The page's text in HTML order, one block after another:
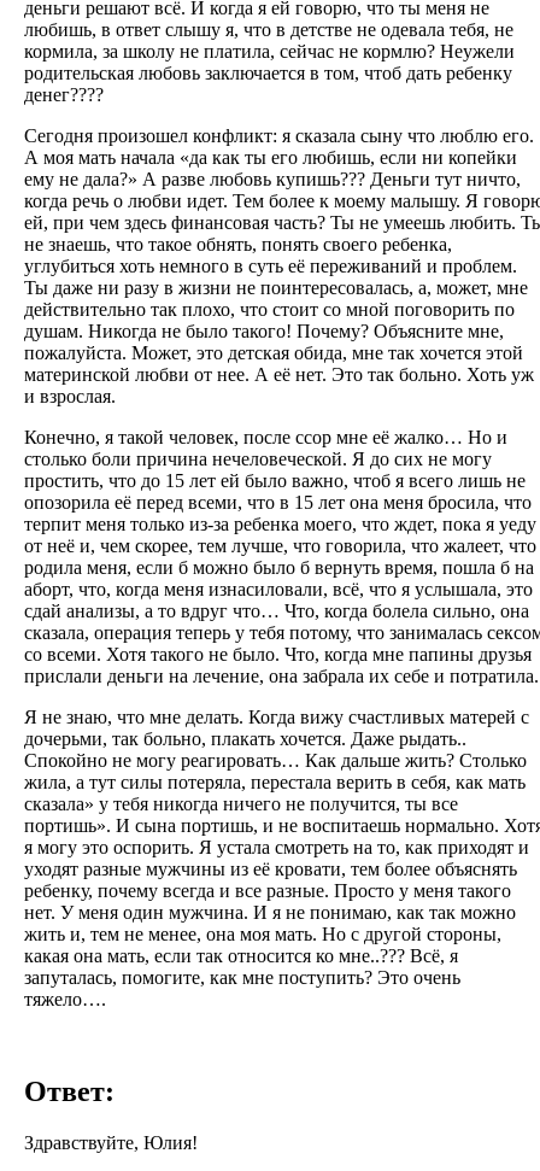
деньги решают всё. И когда я ей говорю, что ты меня не
любишь, в ответ слышу я, что в детстве не одевала тебя, не
кормила, за школу не платила, сейчас не кормлю? Неужели
родительская любовь заключается в том, чтоб дать ребенку
денег????
Сегодня произошел конфликт: я сказала сыну что люблю его.
А моя мать начала «да как ты его любишь, если ни копейки
ему не дала?» А разве любовь купишь??? Деньги тут ничто,
когда речь о любви идет. Тем более к моему малышу. Я
ей, при чем здесь финансовая часть? Ты не умеешь любить.
не знаешь, что такое обнять, понять своего ребенка,
углубиться хоть немного в суть её переживаний и проблем.
Ты даже ни разу в жизни не поинтересовалась, а, может, мне
действительно так плохо, что стоит со мной поговорить по
душам. Никогда не было такого! Почему? Объясните мне,
пожалуйста. Может, это детская обида, мне так хочется этой
материнской любви от нее. А её нет. Это так больно. Хоть уж
и взрослая.
Конечно, я такой человек, после ссор мне её жалко… Но и
столько боли причина нечеловеческой. Я до сих не могу
простить, что до 15 лет ей было важно, чтоб я всего лишь не
опозорила её перед всеми, что в 15 лет она меня бросила, что
терпит меня только из-за ребенка моего, что ждет, пока я уеду
от неё и, чем скорее, тем лучше, что говорила, что жалеет, что
родила меня, если б можно было б вернуть время, пошла б на
аборт, что, когда меня изнасиловали, всё, что я услышала, это
сдай анализы, а то вдруг что… Что, когда болела сильно, она
сказала, операция теперь у тебя потому, что занималась
со всеми. Хотя такого не было. Что, когда мне папины друзья
прислали деньги на лечение, она забрала их себе и потратила.
Я не знаю, что мне делать. Когда вижу счастливых матерей с
дочерьми, так больно, плакать хочется. Даже рыдать..
Спокойно не могу реагировать… Как дальше жить? Столько
жила, а тут силы потеряла, перестала верить в себя, как мать
сказала» у тебя никогда ничего не получится, ты все
портишь». И сына портишь, и не воспитаешь нормально.
я могу это оспорить. Я устала смотреть на то, как приходят и
уходят разные мужчины из её кровати, тем более объяснять
ребенку, почему всегда и все разные. Просто у меня такого
нет. У меня один мужчина. И я не понимаю, как так можно
жить и, тем не менее, она моя мать. Но с другой стороны,
какая она мать, если так относится ко мне..??? Всё, я
запуталась, помогите, как мне поступить? Это очень
тяжело….
Ответ:
Здравствуйте, Юлия!